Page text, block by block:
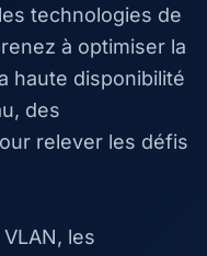
technologies de
à optimiser la
haute disponibilité
des
relever les défis
les